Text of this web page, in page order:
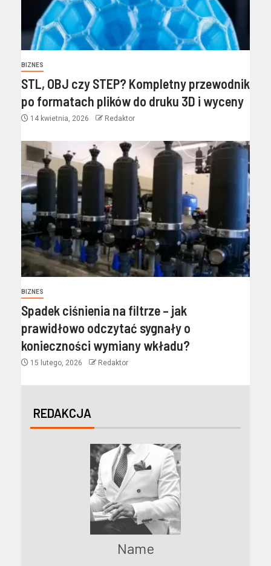
BIZNES
STL, OBJ czy STEP? Kompletny przewodnik
po formatach plików do druku 3D i wyceny
14 kwietnia, 2026 Redaktor
BIZNES
Spadek ciśnienia na filtrze – jak
prawidłowo odczytać sygnały o
konieczności wymiany wkładu?
15 lutego, 2026 Redaktor
REDAKCJA
Name